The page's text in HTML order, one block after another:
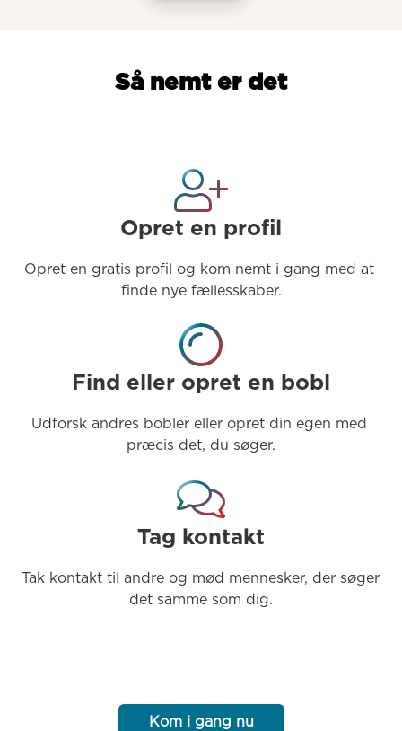
Så nemt er det
Opret en profil
Opret en gratis profil og kom nemt i gang med at
finde nye fællesskaber.
Find eller opret en bobl
Udforsk andres bobler eller opret din egen med
præcis det, du søger.
Tag kontakt
Tak kontakt til andre og mød mennesker, der søger
det samme som dig.
Kom i gang nu